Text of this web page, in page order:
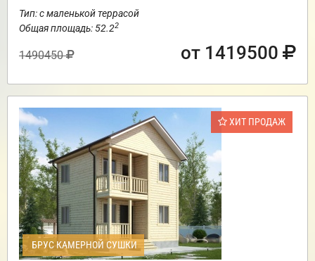
Тип: с маленькой террасой
Общая площадь: 52.22
1490450 от 1419500
ХИТ ПРОДАЖ
БРУС КАМЕРНОЙ СУШКИ